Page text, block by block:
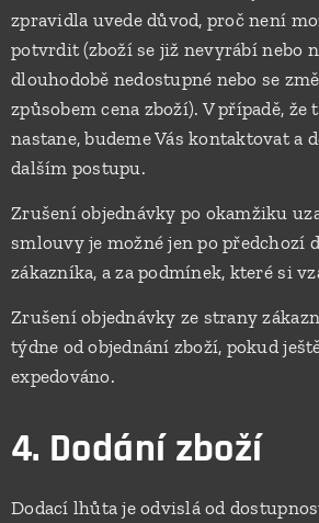
zpravidla uvede důvod, proč není
potvrdit (zboží se již nevyrábí nebo
dlouhodobě nedostupné nebo se
způsobem cena zboží). V případě, že
nastane, budeme Vás kontaktovat a
dalším postupu.
Zrušení objednávky po okamžiku
smlouvy je možné jen po předchozí
zákazníka, a za podmínek, které si
Zrušení objednávky ze strany
týdne od objednání zboží, pokud
expedováno.
4. Dodání zboží
Dodací lhůta je odvislá od